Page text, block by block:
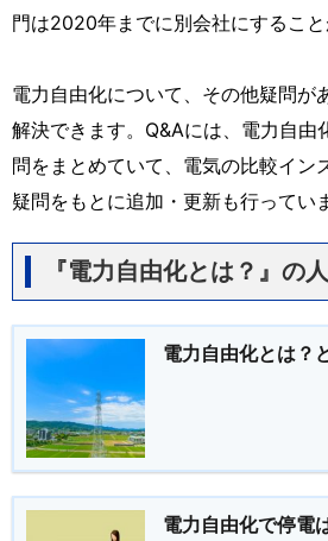
門は2020年までに別会社にすること
電力自由化について、その他疑問が
解決できます。Q&Aには、電力自由
問をまとめていて、電気の比較イン
疑問をもとに追加・更新も行ってい
『電力自由化とは？』の
電力自由化とは？
電力自由化で停電